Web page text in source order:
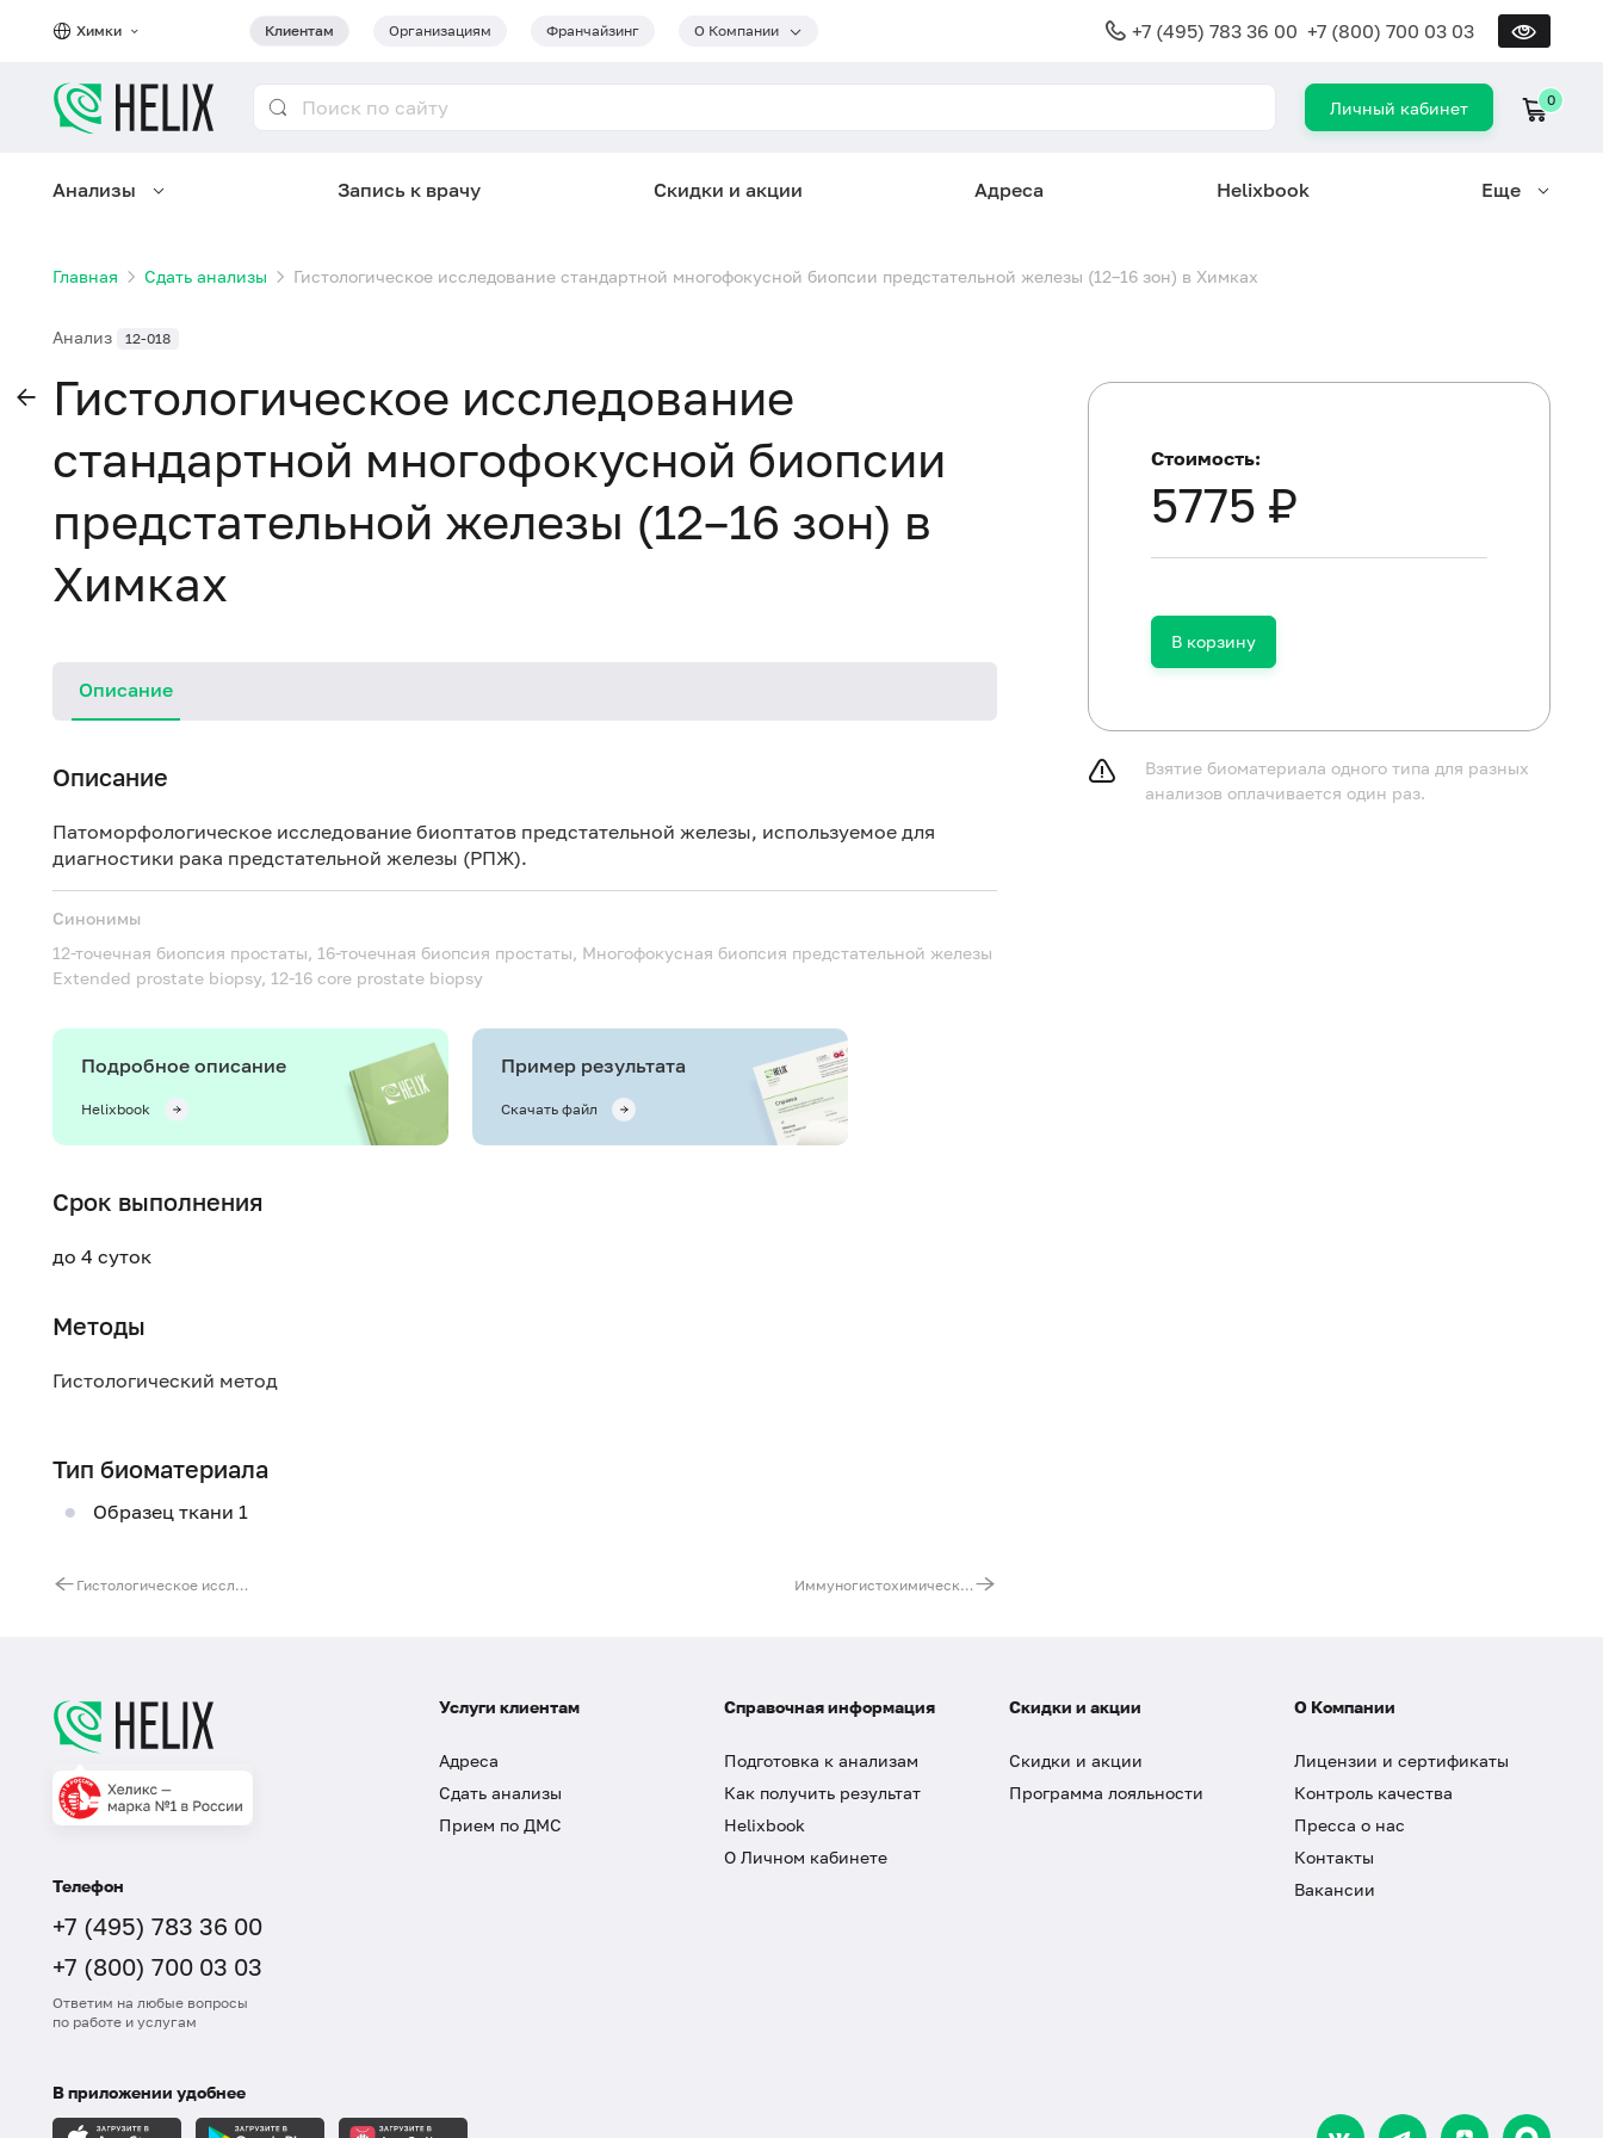
Химки Клиентам Организациям Франчайзинг О Компании +7 (495) 783 36 00 +7 (800) 700 03 03
Личный кабинет 0
Анализы Запись к врачу Скидки и акции Адреса Helixbook Еще
Главная Сдать анализы Гистологическое исследование стандартной многофокусной биопсии предстательной железы (12–16 зон) в Химках
Анализ 12-018
Гистологическое исследование
стандартной многофокусной биопсии
предстательной железы (12–16 зон) в
Химках
Описание
Описание
Патоморфологическое исследование биоптатов предстательной железы, используемое для
диагностики рака предстательной железы (РПЖ).
Синонимы
12-точечная биопсия простаты, 16-точечная биопсия простаты, Многофокусная биопсия предстательной железы
Extended prostate biopsy, 12-16 core prostate biopsy
Подробное описание
Helixbook
Пример результата
Скачать файл
Срок выполнения
до 4 суток
Методы
Гистологический метод
Тип биоматериала
Образец ткани 1
Гистологическое исследование нефробиоптата (включая EM-исследования) Иммуногистохимическая диагностика рецепторного статуса рака молочной железы (PR, ER, Ki-67, Her2 neu)
Стоимость:
5775 ₽
В корзину
Взятие биоматериала одного типа для разных
анализов оплачивается один раз.
Телефон
+7 (495) 783 36 00
+7 (800) 700 03 03
Ответим на любые вопросы
по работе и услугам
Услуги клиентам
Адреса
Сдать анализы
Прием по ДМС
Справочная информация
Подготовка к анализам
Как получить результат
Helixbook
О Личном кабинете
Скидки и акции
Скидки и акции
Программа лояльности
О Компании
Лицензии и сертификаты
Контроль качества
Пресса о нас
Контакты
Вакансии
В приложении удобнее